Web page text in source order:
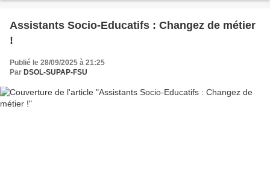
Assistants Socio-Educatifs : Changez de métier
!
Publié le 28/09/2025 à 21:25
Par DSOL-SUPAP-FSU